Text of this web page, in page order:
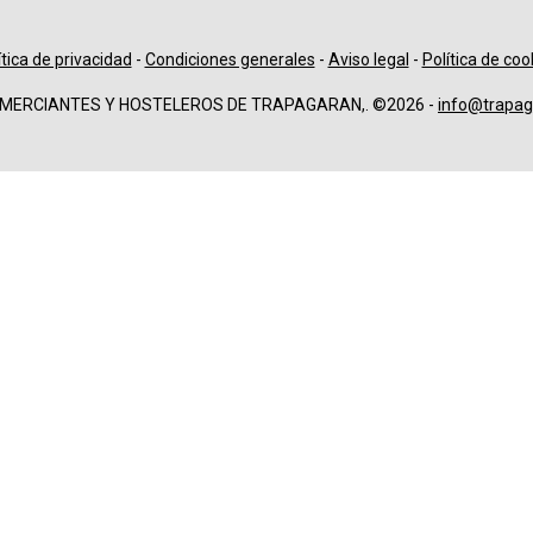
de privacidad - Condiciones generales - Aviso legal - Política de
Y HOSTELEROS DE TRAPAGARAN,. ©2026 -